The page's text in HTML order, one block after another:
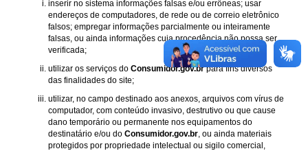
inserir no sistema informações falsas e/ou errôneas; usar
endereços de computadores, de rede ou de correio eletrônico
falsos; empregar informações parcialmente ou inteiramente
falsas, ou ainda informações cuja procedência não possa ser
verificada;
utilizar os serviços do Consumidor.gov.brpara fins diversos
das finalidades do site;
utilizar, no campo destinado aos anexos, arquivos com vírus de
computador, com conteúdo invasivo, destrutivo ou que cause
dano temporário ou permanente nos equipamentos do
destinatário e/ou do Consumidor.gov.br , ou ainda materiais
protegidos por propriedade intelectual ou sigilo comercial,